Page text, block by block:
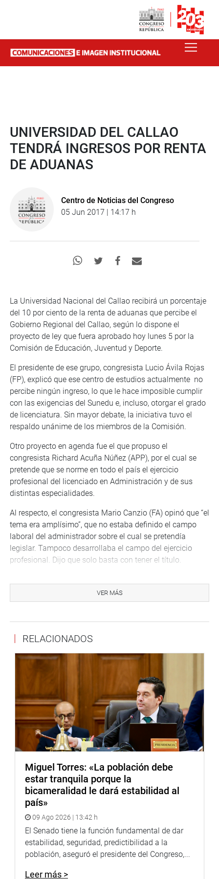
UNIVERSIDAD DEL CALLAO
TENDRÁ INGRESOS POR RENTA
DE ADUANAS
Centro de Noticias del Congreso
05 Jun 2017 | 14:17 h
La Universidad Nacional del Callao recibirá un porcentaje
del 10 por ciento de la renta de aduanas que percibe el
Gobierno Regional del Callao, según lo dispone el
proyecto de ley que fuera aprobado hoy lunes 5 por la
Comisión de Educación, Juventud y Deporte.
El presidente de ese grupo, congresista Lucio Ávila Rojas
(FP), explicó que ese centro de estudios actualmente no
percibe ningún ingreso, lo que le hace imposible cumplir
con las exigencias del Sunedu e, incluso, otorgar el grado
de licenciatura. Sin mayor debate, la iniciativa tuvo el
respaldo unánime de los miembros de la Comisión.
Otro proyecto en agenda fue el que propuso el
congresista Richard Acuña Núñez (APP), por el cual se
pretende que se norme en todo el país el ejercicio
profesional del licenciado en Administración y de sus
distintas especialidades.
Al respecto, el congresista Mario Canzio (FA) opinó que “el
tema era amplísimo”, que no estaba definido el campo
laboral del administrador sobre el cual se pretendía
legislar. Tampoco desarrollaba el campo del ejercicio
profesional. Dijo que solo basta con tener el título.
comentó que lo que se pretende es actualizar el ejercicio
de esa profesión y darles autonomía a los licenciados en
experiencias y establecido criterios que determinan lo que
jurídicos y un riesgo social. Preguntó si realmente esa
profesión tiene algo de ello.
Al respecto, el presidente de la Comisión estuvo de
acuerdo con que el proyecto retorne a la asesoría a efecto
de un mayor estudio.
Luego, fue aprobado por mayoría el proyecto de ley que
permite el acceso a la administración pública de los
Pronabec. Se presentó un texto sustitutorio y en él se
señala que los becarios tendrán que aplicar los
conocimientos adquiridos y que se les otorgará un
beneficio adicional en los concursos de ingreso laboral.
Se faculta a Pronabec a firmar convenios con empresas
privadas e instituciones públicas con ese objetivo.
En el debate, Mario Canzio dijo que el Estado debería
través de programas que permitan colocarlos en
VER MÁS
RELACIONADOS
Miguel Torres: «La población debe
estar tranquila porque la
bicameralidad le dará estabilidad al
país»
09 Ago 2026 | 13:42 h
El Senado tiene la función fundamental de dar
estabilidad, seguridad, predictibilidad a la
población, aseguró el presidente del Congreso,...
Leer más >